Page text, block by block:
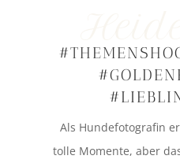
Als Hundefotografin
tolle Momente, aber